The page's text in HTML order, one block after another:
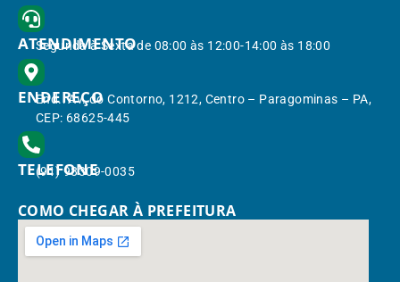
ATENDIMENTO
Segunda à Sexta de 08:00 às 12:00-14:00 às 18:00
ENDEREÇO
End.: Av. do Contorno, 1212, Centro – Paragominas – PA,
CEP: 68625-445
TELEFONE
(91) 98309-0035
COMO CHEGAR À PREFEITURA